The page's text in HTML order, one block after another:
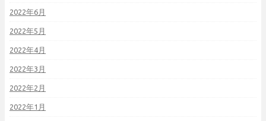
2022年6月
2022年5月
2022年4月
2022年3月
2022年2月
2022年1月